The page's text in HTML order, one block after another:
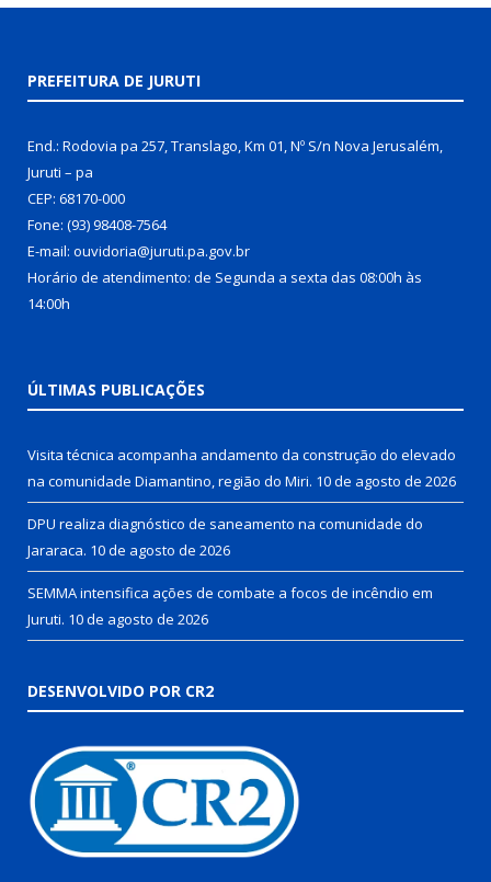
PREFEITURA DE JURUTI
End.: Rodovia pa 257, Translago, Km 01, Nº S/n Nova Jerusalém,
Juruti – pa
CEP: 68170-000
Fone: (93) 98408-7564
E-mail: ouvidoria@juruti.pa.gov.br
Horário de atendimento: de Segunda a sexta das 08:00h às
14:00h
ÚLTIMAS PUBLICAÇÕES
Visita técnica acompanha andamento da construção do elevado
na comunidade Diamantino, região do Miri. 10 de agosto de 2026
DPU realiza diagnóstico de saneamento na comunidade do
Jararaca. 10 de agosto de 2026
SEMMA intensifica ações de combate a focos de incêndio em
Juruti. 10 de agosto de 2026
DESENVOLVIDO POR CR2